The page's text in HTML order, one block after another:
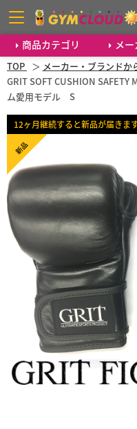
商品カテゴリ メ
TOP メーカー・ブランドか
GRIT SOFT CUSHION
ム愛用モデル S
12ヶ月継続すると新品が届きま
新品